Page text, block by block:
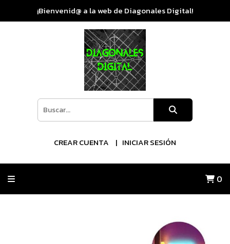
¡Bienvenid@ a la web de Diagonales Digital!
CREAR CUENTA INICIAR SESIÓN
0